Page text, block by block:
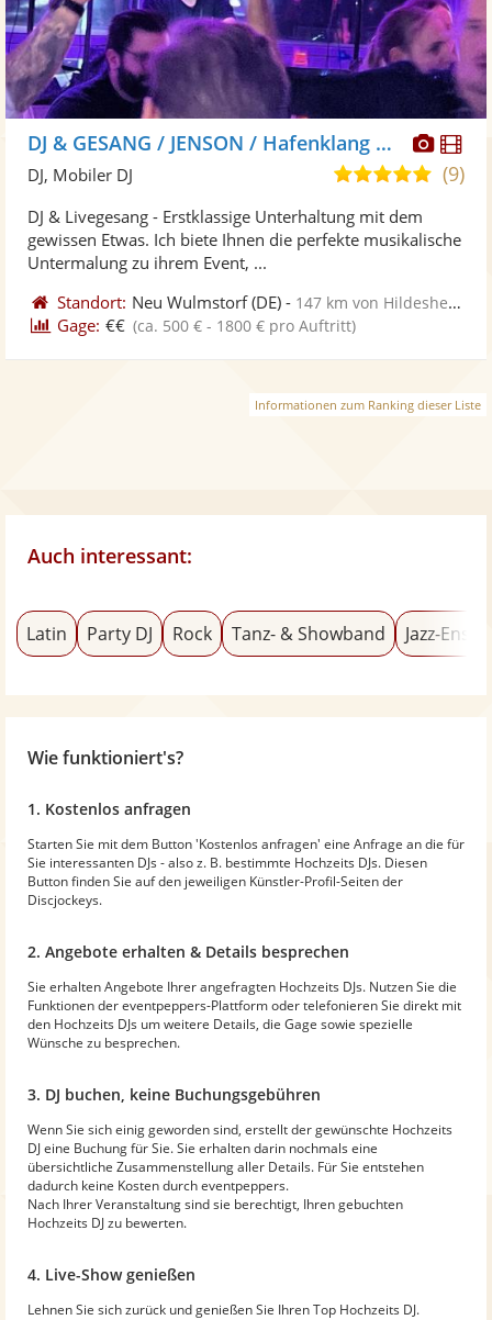
DJ & GESANG / JENSON / Hafenklang Musik
4,9(9)
DJ, Mobiler DJ
DJ & Livegesang - Erstklassige Unterhaltung mit dem
gewissen Etwas. Ich biete Ihnen die perfekte musikalische
Untermalung zu ihrem Event, ...
Standort: Neu Wulmstorf(DE) - 147 km von Hildesheim
Gage: €€ (ca. 500 € - 1800 € pro Auftritt)
Informationen zum Ranking dieser Liste
Auch interessant:
Latin Party DJ Rock Tanz- & Showband Jazz-
Wie funktioniert's?
1. Kostenlos anfragen
Starten Sie mit dem Button 'Kostenlos anfragen' eine Anfrage an die für
Sie interessanten DJs - also z. B. bestimmte Hochzeits DJs. Diesen
Button finden Sie auf den jeweiligen Künstler-Profil-Seiten der
Discjockeys.
2. Angebote erhalten & Details besprechen
Sie erhalten Angebote Ihrer angefragten Hochzeits DJs. Nutzen Sie die
Funktionen der eventpeppers-Plattform oder telefonieren Sie direkt mit
den Hochzeits DJs um weitere Details, die Gage sowie spezielle
Wünsche zu besprechen.
3. DJ buchen, keine Buchungsgebühren
Wenn Sie sich einig geworden sind, erstellt der gewünschte Hochzeits
DJ eine Buchung für Sie. Sie erhalten darin nochmals eine
übersichtliche Zusammenstellung aller Details. Für Sie entstehen
dadurch keine Kosten durch eventpeppers.
Nach Ihrer Veranstaltung sind sie berechtigt, Ihren gebuchten
Hochzeits DJ zu bewerten.
4. Live-Show genießen
Lehnen Sie sich zurück und genießen Sie Ihren Top Hochzeits DJ.